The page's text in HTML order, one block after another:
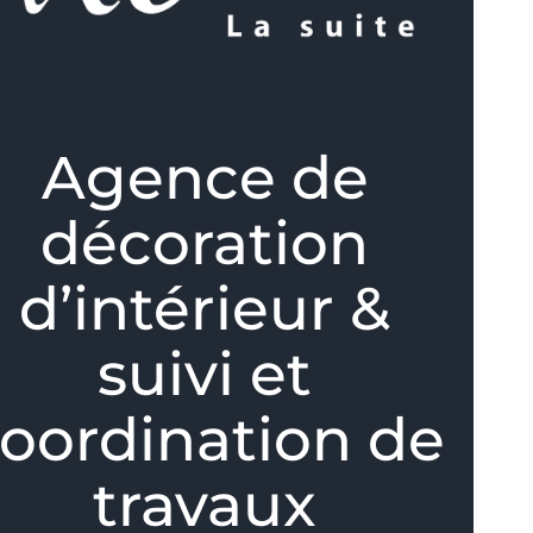
Agence de
décoration
d’intérieur &
suivi et
de
travaux